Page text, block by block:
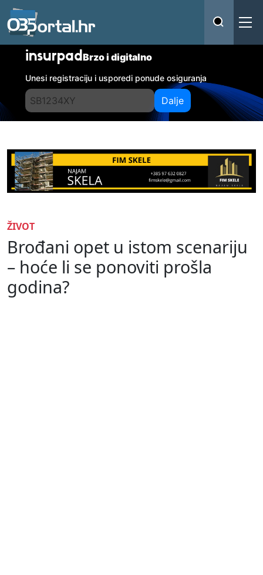
insurpadBrzo i digitalno
Unesi registraciju i usporedi ponude osiguranja
Dalje
ŽIVOT
Brođani opet u istom scenariju
– hoće li se ponoviti prošla
godina?